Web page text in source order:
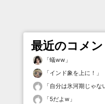
最近のコメン
「蟻ww 」
「インド象を上に！ 」
「自分は氷河期じゃな
「5だよw 」